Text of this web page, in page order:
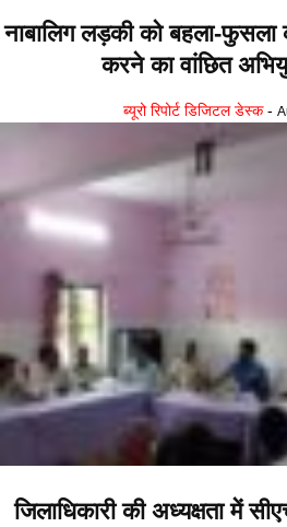
नाबालिग लड़की को बहला-फुसला
करने का वांछित
ब्यूरो रिपोर्ट डिजिटल डेस्क -
जिलाधिकारी की अध्यक्षता में